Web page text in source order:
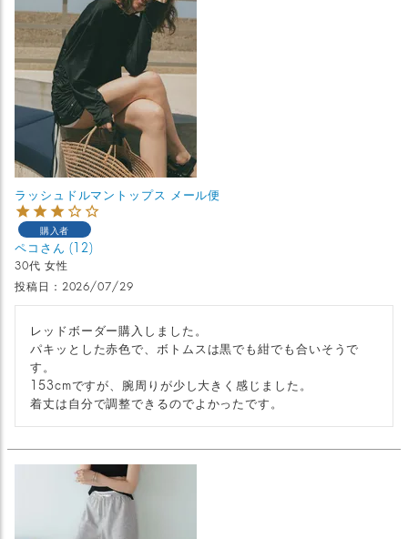
ラッシュドルマントップス メール便
購入者
ペコ 12
30代 女性
投稿日
2026/07/29
レッドボーダー購入しました。
パキッとした赤色で、ボトムスは黒でも紺でも合いそうで
す。
153cmですが、腕周りが少し大きく感じました。
着丈は自分で調整できるのでよかったです。